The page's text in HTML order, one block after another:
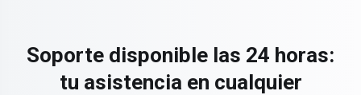
Soporte disponible las 24 horas:
tu asistencia en cualquier